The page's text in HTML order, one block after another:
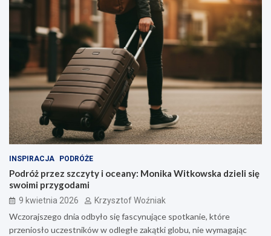
INSPIRACJA PODRÓŻE
Podróż przez szczyty i oceany: Monika Witkowska dzieli się
swoimi przygodami
9 kwietnia 2026 Krzysztof Woźniak
Wczorajszego dnia odbyło się fascynujące spotkanie, które
przeniosło uczestników w odległe zakątki globu, nie wymagając